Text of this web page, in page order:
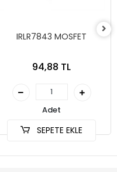
IRLR7843 MOSFET
94,88 TL
Adet
SEPETE EKLE